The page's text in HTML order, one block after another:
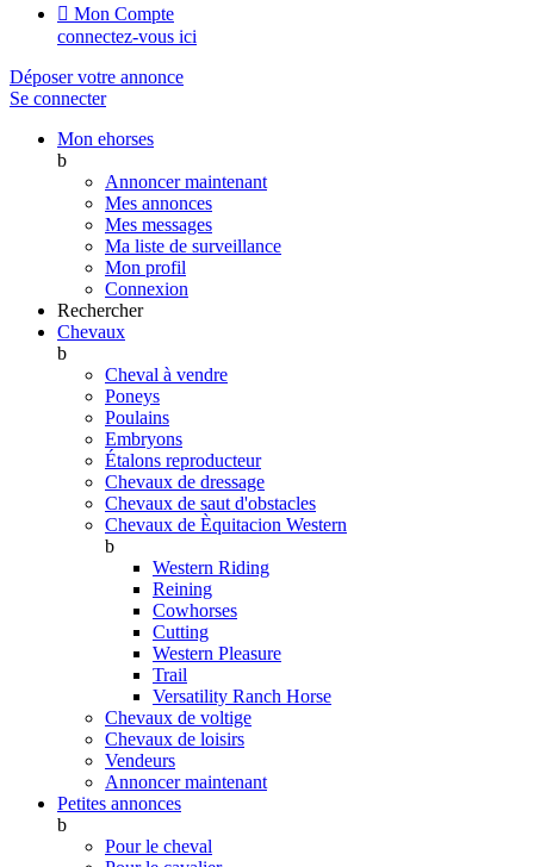
 Mon Compte
connectez-vous ici
Déposer votre annonce
Se connecter
Mon ehorses
b
Annoncer maintenant
Mes annonces
Mes messages
Ma liste de surveillance
Mon profil
Connexion
Rechercher
Chevaux
b
Cheval à vendre
Poneys
Poulains
Embryons
Étalons reproducteur
Chevaux de dressage
Chevaux de saut d'obstacles
Chevaux de Èquitacion Western
b
Western Riding
Reining
Cowhorses
Cutting
Western Pleasure
Trail
Versatility Ranch Horse
Chevaux de voltige
Chevaux de loisirs
Vendeurs
Annoncer maintenant
Petites annonces
b
Pour le cheval